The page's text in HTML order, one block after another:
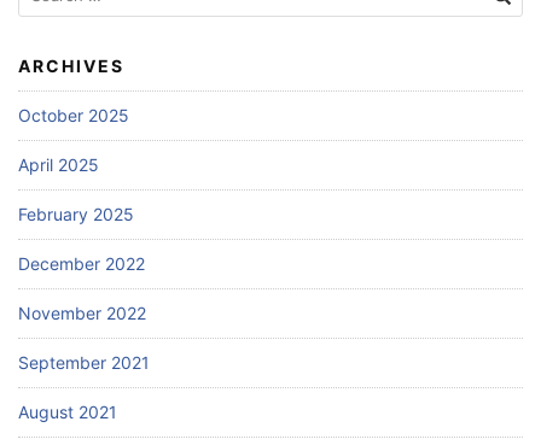
for:
ARCHIVES
October 2025
April 2025
February 2025
December 2022
November 2022
September 2021
August 2021